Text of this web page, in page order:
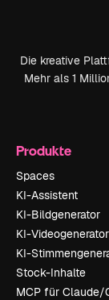
Die kreative
Mehr als 1
Produkte
Spaces
KI-Assistent
KI-Bildgenerator
KI-Videogenerator
KI-
Stock-Inhalte
MCP für Claude/